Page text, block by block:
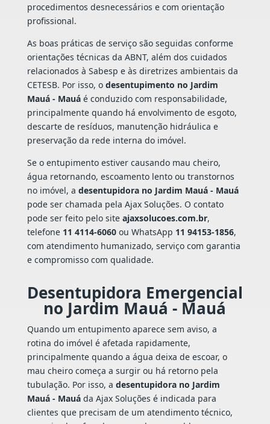
procedimentos desnecessários e com orientação
profissional.
As boas práticas de serviço são seguidas conforme
orientações técnicas da ABNT, além dos cuidados
relacionados à Sabesp e às diretrizes ambientais da
CETESB. Por isso, o desentupimento no Jardim
Mauá - Mauáé conduzido com responsabilidade,
principalmente quando há envolvimento de esgoto,
descarte de resíduos, manutenção hidráulica e
preservação da rede interna do imóvel.
Se o entupimento estiver causando mau cheiro,
água retornando, escoamento lento ou transtornos
no imóvel, a desentupidora no Jardim Mauá - Mauá
pode ser chamada pela Ajax Soluções. O contato
pode ser feito pelo site ajaxsolucoes.com.br,
telefone 11 4114-6060ou WhatsApp 11 94153-1856,
com atendimento humanizado, serviço com garantia
e compromisso com qualidade.
Desentupidora Emergencial
no Jardim Mauá - Mauá
Quando um entupimento aparece sem aviso, a
rotina do imóvel é afetada rapidamente,
principalmente quando a água deixa de escoar, o
mau cheiro começa a surgir ou há retorno pela
tubulação. Por isso, a desentupidora no Jardim
Mauá - Mauáda Ajax Soluções é indicada para
clientes que precisam de um atendimento técnico,